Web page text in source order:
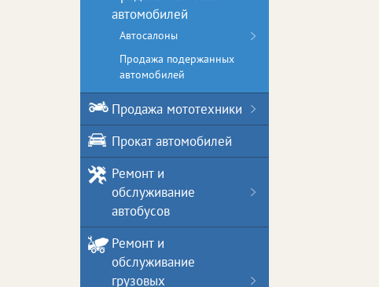
автомобилей
Автосалоны
Продажа подержанных
автомобилей
Продажа мототехники
Прокат автомобилей
Ремонт и
обслуживание
автобусов
Ремонт и
обслуживание
грузовых